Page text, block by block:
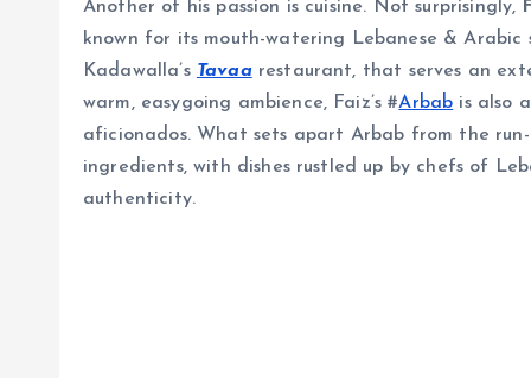
Another of his passion is cuisine. Not surprisingly,
known for its mouth-watering Lebanese &
Kadawalla’s Tavaa restaurant, that serves an
warm, easygoing ambience, Faiz’s #Arbab is also
aficionados. What sets apart Arbab from the
ingredients, with dishes rustled up by chefs of
authenticity.